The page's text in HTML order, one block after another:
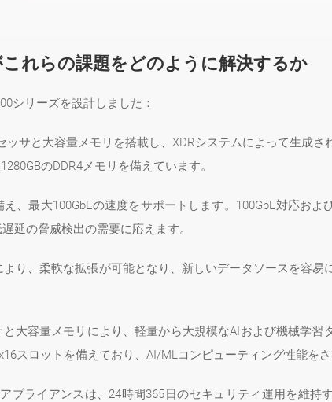
れらの課題をどのように解決するか
シリーズを設計しました：
サと大容量メモリを搭載し、XDRシステムによって生成さ
のDDR4メモリを備えています。
、最大100GbEの速度をサポートします。100GbE対応およ
延の脅威検出の需要に応えます。
り、柔軟な拡張が可能となり、新しいデータソースを容易
大容量メモリにより、軽量から大規模なAIおよび機械学習
スロットを備えており、AI/MLコンピューティング性能をさ
プライアンスは、24時間365日のセキュリティ運用を維持